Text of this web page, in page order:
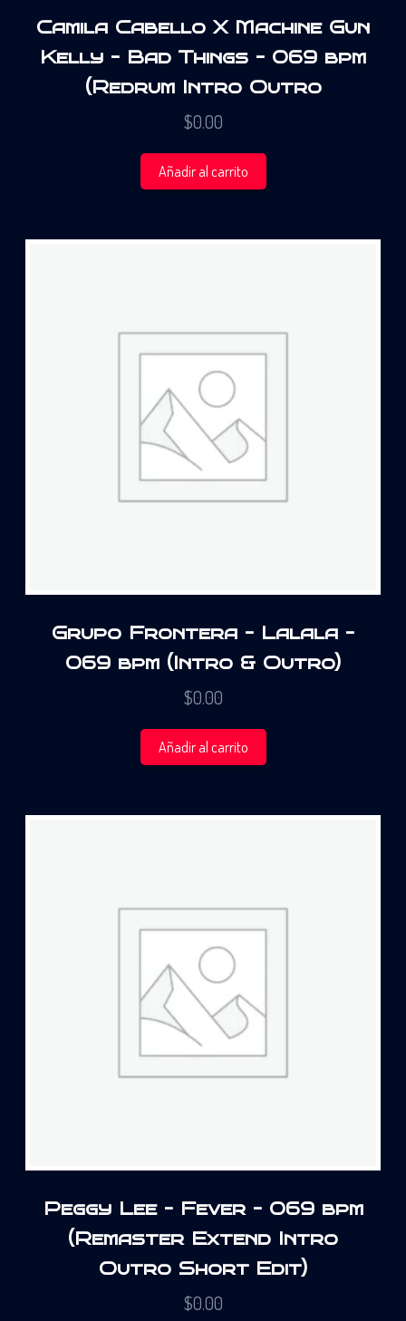
Camila Cabello X Machine Gun
Kelly – Bad Things – 069 bpm
(Redrum Intro Outro
$0.00
Añadir al carrito
Grupo Frontera – Lalala –
069 bpm (Intro & Outro)
$0.00
Añadir al carrito
Peggy Lee – Fever – 069 bpm
(Remaster Extend Intro
Outro Short Edit)
$0.00